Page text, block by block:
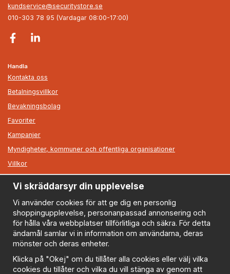
kundservice@securitystore.se
010-303 78 95 (Vardagar 08:00-17:00)
Handla
Kontakta oss
Betalningsvillkor
Bevakningsbolag
Favoriter
Kampanjer
Myndigheter, kommuner och offentliga organisationer
Villkor
Information
Om oss
Nyheter
Nyhetsbrev
Logga in
Om cookies
Cookie inställningar
Vi skräddarsyr din upplevelse
Vi använder cookies för att ge dig en personlig
shoppingupplevelse, personanpassad annonsering och
för hålla våra webbplatser tillförlitliga och säkra. För detta
ändamål samlar vi in information om användarna, deras
mönster och deras enheter.
Klicka på "Okej" om du tillåter alla cookies eller välj vilka
cookies du tillåter och vilka du vill stänga av genom att